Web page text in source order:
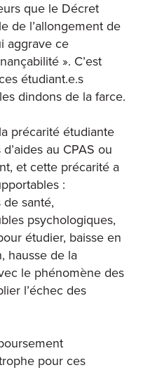
que le Décret
de l’allongement de
aggrave ce
». C’est
étudiant.e.s
dindons de la farce.
précarité étudiante
au CPAS ou
et cette précarité a
:
santé,
psychologiques,
étudier, baisse en
hausse de la
le phénomène des
l’échec des
pour ces